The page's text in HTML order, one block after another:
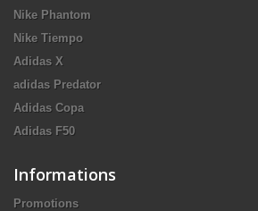
Nike Phantom
Nike Tiempo
Adidas X
adidas Predator
Adidas Copa
Adidas F50
Informations
Promotions